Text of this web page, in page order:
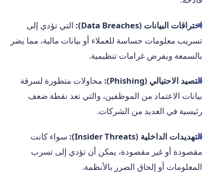
اختراقات البيانات (Data Breaches):
التي تؤدي إلى
تسريب معلومات حساسة للعملاء أو بيانات مالية، مما يضر
بالسمعة ويفرض غرامات تنظيمية.
التصيد الاحتيالي (Phishing):
محاولات متطورة لسرقة
بيانات الاعتماد من الموظفين، والتي تعد نقطة ضعف
رئيسية في العديد من الشركات.
التهديدات الداخلية (Insider Threats):
سواء كانت
مقصودة أو غير مقصودة، يمكن أن تؤدي إلى تسرب
المعلومات أو إلحاق الضرر بالأنظمة.